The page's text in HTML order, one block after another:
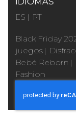
ES | PT
Black Friday
juegos |
Bebé Reborn |
Fashion